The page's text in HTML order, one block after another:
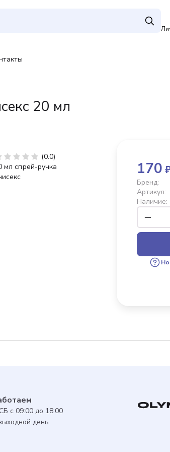
20 мл
(0.0)
мл спрей-ручка
170
Бренд:
Артикул:
Наличие:
Для авторизованных пользователей
предоставляется 1 бонус за 100 руб. от
с 09:00 до 18:00
день